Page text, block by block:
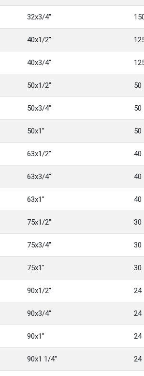
32x3/4"
40x1/2"
40x3/4"
50x1/2" 50
50x3/4" 50
50x1" 50
63x1/2" 40
63x3/4" 40
63x1" 40
75x1/2" 30
75x3/4" 30
75x1" 30
90x1/2" 24
90x3/4" 24
90x1" 24
90x1 1/4" 24